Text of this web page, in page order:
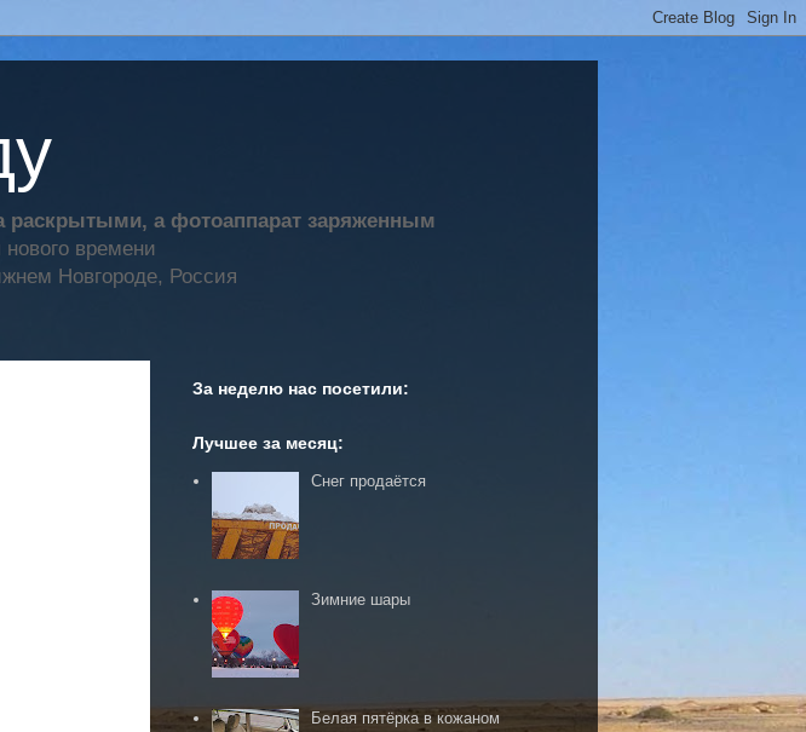
раскрытыми, а фотоаппарат заряженным
времени
Новгороде, Россия
За неделю нас посетили:
Лучшее за месяц:
Снег продаётся
Зимние шары
Белая пятёрка в кожаном